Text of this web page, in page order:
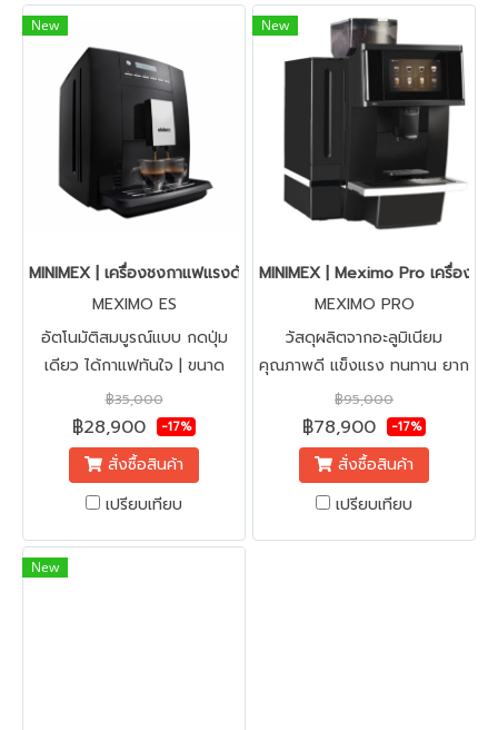
New
MINIMEX | เครื่องชงกาแฟแรงดัน | MINIMEX MEXIMO ES 1.8 ลิตร
MEXIMO ES
อัตโนมัติสมบูรณ์แบบ กดปุ่ม
เดียว ได้กาแฟทันใจ | ขนาด
สินค้า ก x ย x ส : 30.2 x 45
x 37 ซม.
฿35,000
฿28,900 -17%
สั่งซื้อสินค้า
เปรียบเทียบ
New
MINIMEX | Meximo Pro เครื่องช
MEXIMO PRO
วัสดุผลิตจากอะลูมิเนียม
คุณภาพดี แข็งแรง ทนทาน ยาก
ต่อการเกิดสนิม แรงดัน 19 บาร์
| รสชาติกาแฟเข้มเต็มพิกัด
เหมาะสำหรับร้านค้า ร้านอาหาร
โรงแรม ระดับ 100 แก้วขึ้นไป ++
/วัน
฿95,000
฿78,900 -17%
สั่งซื้อสินค้า
เปรียบเทียบ
New